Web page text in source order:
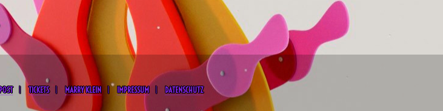
TICKETS MARRY KLEIN IMPRESSUM DATENSCHUTZ